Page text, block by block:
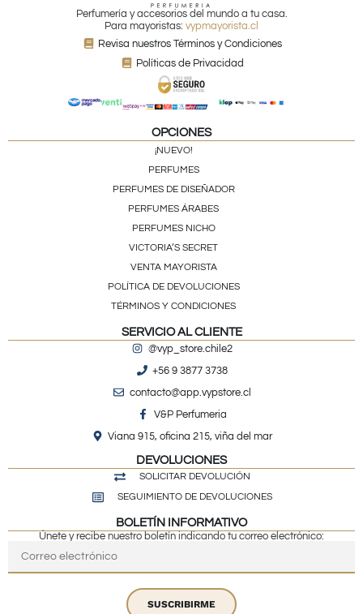
Perfumería y accesorios del mundo a tu casa.
Para mayoristas: vypmayorista.cl
Revisa nuestros Términos y Condiciones
Políticas de Privacidad
OPCIONES
¡NUEVO!
PERFUMES
PERFUMES DE DISEÑADOR
PERFUMES ÁRABES
PERFUMES NICHO
VICTORIA’S SECRET
VENTA MAYORISTA
POLÍTICA DE DEVOLUCIONES
TÉRMINOS Y CONDICIONES
SERVICIO AL CLIENTE
@vyp_store.chile2
+56 9 3877 3738
contacto@app.vypstore.cl
V&P Perfumeria
Viana 915, oficina 215, viña del mar
DEVOLUCIONES
SOLICITAR DEVOLUCIÓN
SEGUIMIENTO DE DEVOLUCIONES
BOLETÍN INFORMATIVO
Únete y recibe nuestro boletín indicando tu correo electrónico:
SUSCRIBIRME